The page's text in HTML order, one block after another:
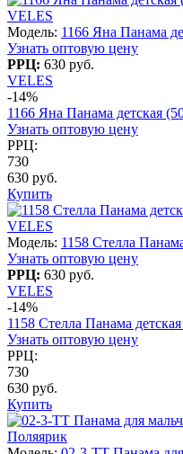
VELES
Модель: 1166 Яна Панама
Узнать оптовую цену
РРЦ: 630 руб.
VELES
-14%
1166 Яна Панама детская
Узнать оптовую цену
РРЦ:
730
630 руб.
Купить
VELES
Модель: 1158 Стелла
Узнать оптовую цену
РРЦ: 630 руб.
VELES
-14%
1158 Стелла Панама
Узнать оптовую цену
РРЦ:
730
630 руб.
Купить
Поляярик